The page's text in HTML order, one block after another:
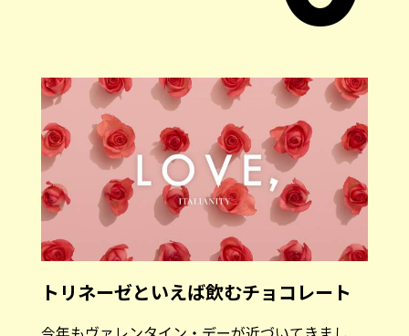
トリネーゼといえば飲むチョコレート